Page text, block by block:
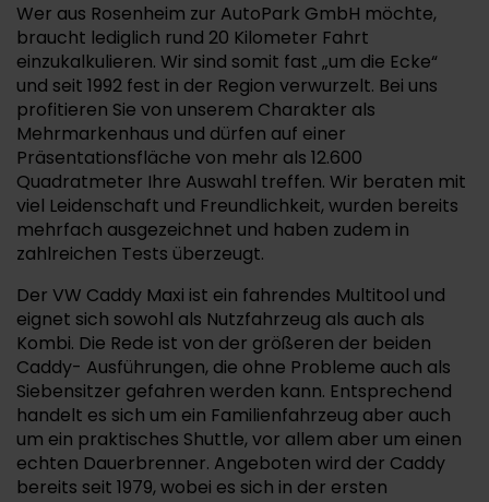
Wer aus Rosenheim zur AutoPark GmbH möchte,
braucht lediglich rund 20 Kilometer Fahrt
einzukalkulieren. Wir sind somit fast „um die Ecke“
und seit 1992 fest in der Region verwurzelt. Bei uns
profitieren Sie von unserem Charakter als
Mehrmarkenhaus und dürfen auf einer
Präsentationsfläche von mehr als 12.600
Quadratmeter Ihre Auswahl treffen. Wir beraten mit
viel Leidenschaft und Freundlichkeit, wurden bereits
mehrfach ausgezeichnet und haben zudem in
zahlreichen Tests überzeugt.
Der VW Caddy Maxi ist ein fahrendes Multitool und
eignet sich sowohl als Nutzfahrzeug als auch als
Kombi. Die Rede ist von der größeren der beiden
Caddy- Ausführungen, die ohne Probleme auch als
Siebensitzer gefahren werden kann. Entsprechend
handelt es sich um ein Familienfahrzeug aber auch
um ein praktisches Shuttle, vor allem aber um einen
echten Dauerbrenner. Angeboten wird der Caddy
bereits seit 1979, wobei es sich in der ersten